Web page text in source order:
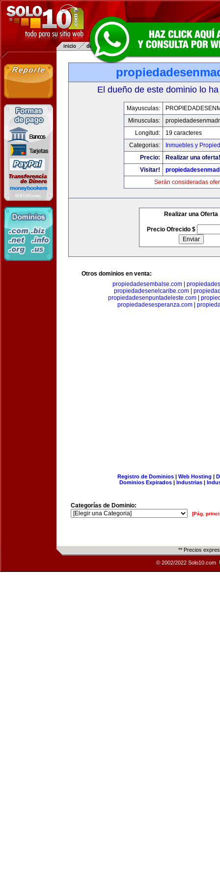
El dueño de este dominio lo
Mayusculas:
Minusculas:
Longitud:
19 caracteres
Categorias:
Inmuebles y
Precio:
Realizar una oferta!
Visitar!
Serán consideradas
Realizar una Oferta
Precio Ofrecido $
Otros dominios en venta:
propiedadesembalse.com|
propiedadesenelcaribe.com|
propiedadesenpuntadeleste.com
propiedadesesperanza.com
Registro de Dominios| Web Hosting |
Dominios Expirados | Industrias |
Categorías de Dominio:
[Pág.
** Precios
© 2002/2022 Solo10.com